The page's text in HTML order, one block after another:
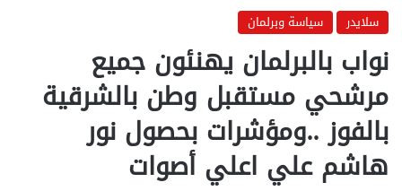
سلايدر
سياسة وبرلمان
نواب بالبرلمان يهنئون جميع
مرشحي مستقبل وطن بالشرقية
بالفوز ..ومؤشرات بحصول نور
هاشم علي اعلي أصوات